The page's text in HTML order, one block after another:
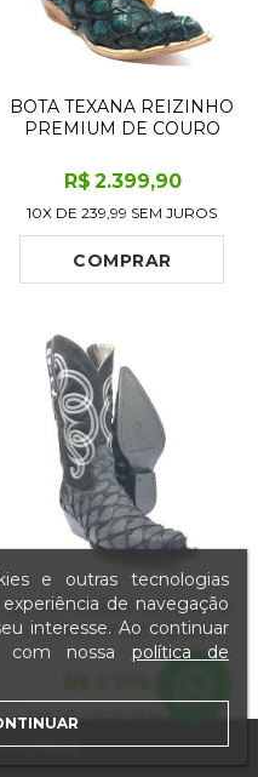
BOTA TEXANA REIZINHO
PREMIUM DE COURO
OCEAN - CANO CURTO,
BICO FINO - SOLADO DE
COURO ARTESANAL
R$ 2.399,90
10X DE239,99 SEM JUROS
COMPRAR
BOTA TEXANA REIZINHO
PREMIUM DE COURO
LEGÍTIMO DE PIRARUCU
- CANO ALTO, BICO FINO
- SOLADO DE COURO
10X DE
COMPRAR
e outras tecnologias
de navegação
interesse. Ao continuar
com nossa política de